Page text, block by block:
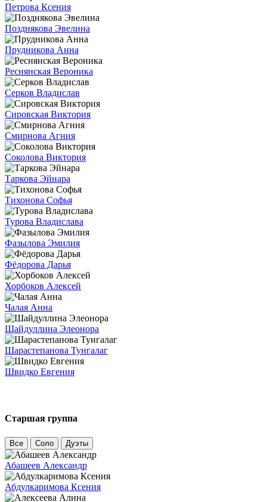
Петрова Ксения
Позднякова Эвелина
Прудникова Анна
Реснянская Вероника
Серков Владислав
Сировская Виктория
Смирнова Агния
Соколова Виктория
Таркова Эйнара
Тихонова Софья
Турова Владислава
Фазылова Эмилия
Фёдорова Дарья
Хорбоков Алексей
Чалая Анна
Шайдуллина Элеонора
Шарастепанова Тунгалаг
Швидко Евгения
Старшая группа
Все Соло Дуэты
Абашеев Александр
Абдулкаримова Ксения